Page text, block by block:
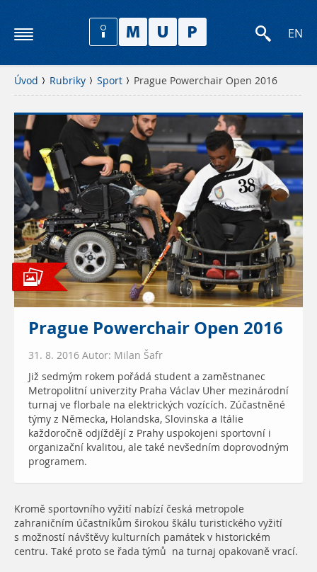
EN
Úvod Rubriky Sport Prague Powerchair Open 2016
Prague Powerchair Open 2016
31. 8. 2016 Autor: Milan Šafr
Již sedmým rokem pořádá student a zaměstnanec
Metropolitní univerzity Praha Václav Uher mezinárodní
turnaj ve florbale na elektrických vozících. Zúčastněné
týmy z Německa, Holandska, Slovinska a Itálie
každoročně odjíždějí z Prahy uspokojeni sportovní i
organizační kvalitou, ale také nevšedním doprovodným
programem.
Kromě sportovního vyžití nabízí česká metropole
zahraničním účastníkům širokou škálu turistického vyžití
s možností návštěvy kulturních památek v historickém
centru. Také proto se řada týmů na turnaj opakovaně vrací.